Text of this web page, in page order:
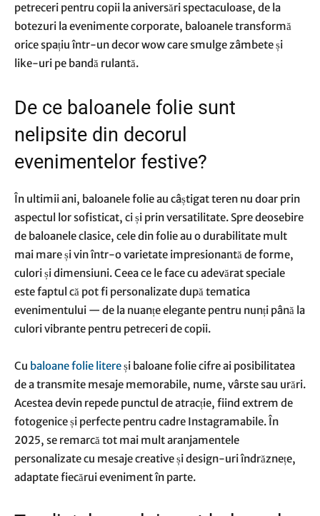
petreceri pentru copii la aniversări spectaculoase, de la
botezuri la evenimente corporate, baloanele transformă
orice spațiu într-un decor wow care smulge zâmbete și
like-uri pe bandă rulantă.
De ce baloanele folie sunt
nelipsite din decorul
evenimentelor festive?
În ultimii ani, baloanele folie au câștigat teren nu doar prin
aspectul lor sofisticat, ci și prin versatilitate. Spre deosebire
de baloanele clasice, cele din folie au o durabilitate mult
mai mare și vin într-o varietate impresionantă de forme,
culori și dimensiuni. Ceea ce le face cu adevărat speciale
este faptul că pot fi personalizate după tematica
evenimentului — de la nuanțe elegante pentru nunți până la
culori vibrante pentru petreceri de copii.
Cu baloane folie litereși baloane folie cifre ai posibilitatea
de a transmite mesaje memorabile, nume, vârste sau urări.
Acestea devin repede punctul de atracție, fiind extrem de
fotogenice și perfecte pentru cadre Instagramabile. În
2025, se remarcă tot mai mult aranjamentele
personalizate cu mesaje creative și design-uri îndrăznețe,
adaptate fiecărui eveniment în parte.